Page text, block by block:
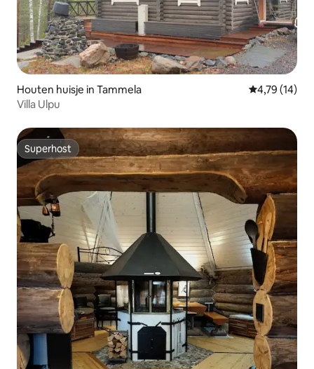
Houten huisje in Tammela Gemiddelde
4,79 (14)
Villa Ulpu
Superhost
Superhost